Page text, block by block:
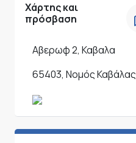
Χάρτης και
πρόσβαση
Αβερωφ 2, Καβαλα
65403, Νομός Καβάλας